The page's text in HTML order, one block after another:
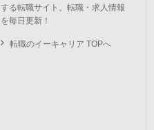
する転職サイト。転職・求人情報
を毎日更新！
転職のイーキャリア TOPへ